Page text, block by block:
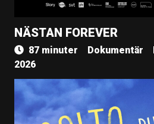
NÄSTAN FOREVER
87 minuter Dokumentär
2026